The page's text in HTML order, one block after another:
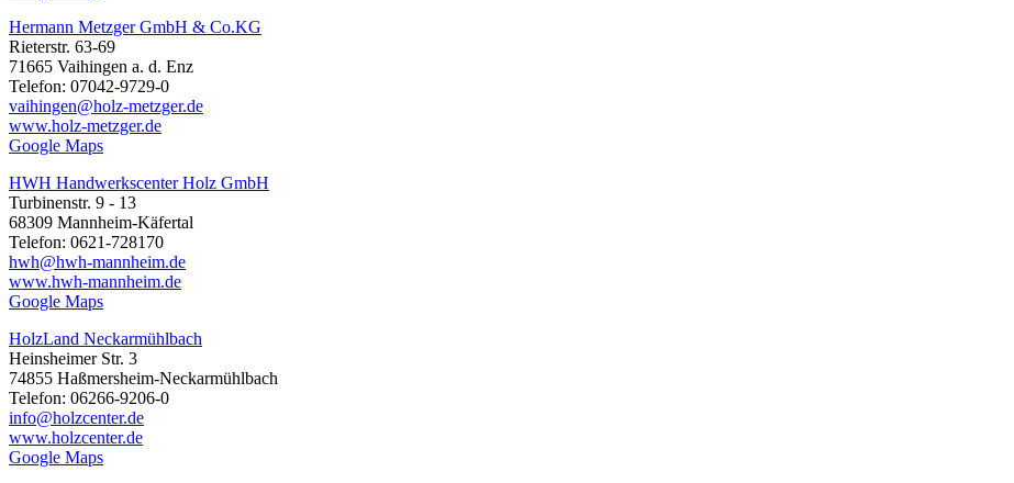
Hermann Metzger GmbH & Co.KG
Rieterstr. 63-69
71665 Vaihingen a. d. Enz
Telefon: 07042-9729-0
vaihingen@holz-metzger.de
www.holz-metzger.de
Google Maps
HWH Handwerkscenter Holz GmbH
Turbinenstr. 9 - 13
68309 Mannheim-Käfertal
Telefon: 0621-728170
hwh@hwh-mannheim.de
www.hwh-mannheim.de
Google Maps
HolzLand Neckarmühlbach
Heinsheimer Str. 3
74855 Haßmersheim-Neckarmühlbach
Telefon: 06266-9206-0
info@holzcenter.de
www.holzcenter.de
Google Maps